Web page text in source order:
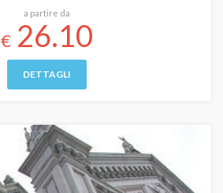
a partire da
€26.10
DETTAGLI